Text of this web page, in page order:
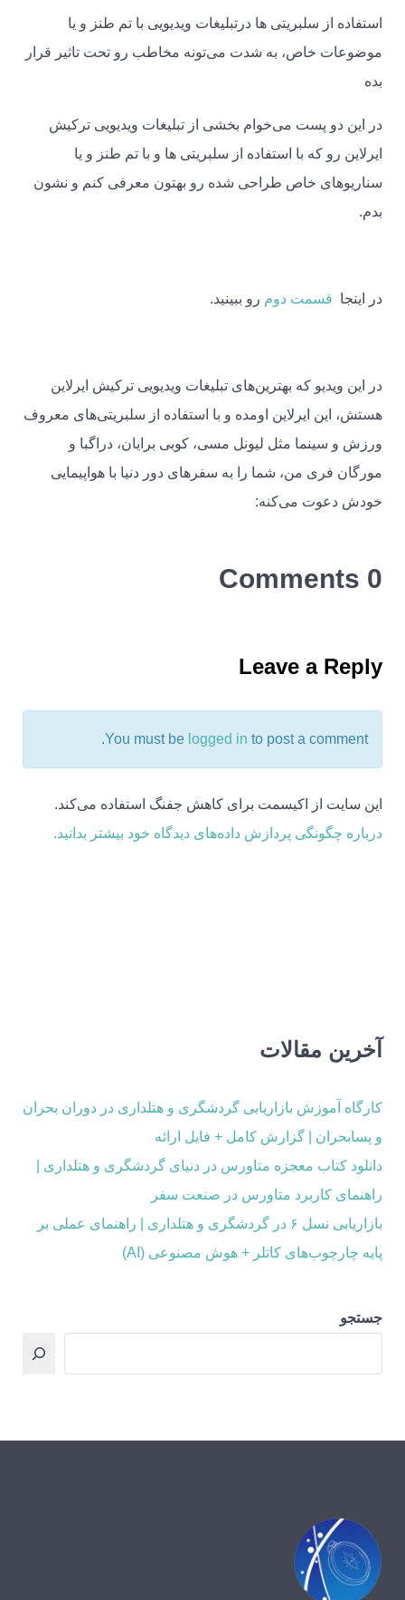
استفاده از سلبریتی ها درتبلیغات ویدیویی با تم طنز و یا
موضوعات خاص، به شدت می‌تونه مخاطب رو تحت تاثیر قرار
بده
در این دو پست می‌خوام بخشی از تبلیغات ویدیویی ترکیش
ایرلاین رو که با استفاده از سلبریتی ها و با تم طنز و یا
سناریوهای خاص طراحی شده رو بهتون معرفی کنم و نشون
بدم.
در اینجا قسمت دوم رو ببینید.
در این ویدیو که بهترین‌های تبلیغات ویدیویی ترکیش ایرلاین
هستش، این ایرلاین اومده و با استفاده از سلبریتی‌های معروف
ورزش و سینما مثل لیونل مسی، کوبی برایان، دراگبا و
مورگان فری من، شما را به سفرهای دور دنیا با هواپیمایی
خودش دعوت می‌کنه:
0 Comments
Leave a Reply
You must be logged in to post a comment.
این سایت از اکیسمت برای کاهش جفنگ استفاده می‌کند.
درباره چگونگی پردازش داده‌های دیدگاه خود بیشتر بدانید.
آخرین مقالات
کارگاه آموزش بازاریابی گردشگری و هتلداری در دوران بحران
و پسابحران | گزارش کامل + فایل ارائه
دانلود کتاب معجزه متاورس در دنیای گردشگری و هتلداری |
راهنمای کاربرد متاورس در صنعت سفر
بازاریابی نسل ۶ در گردشگری و هتلداری | راهنمای عملی بر
پایه چارچوب‌های کاتلر + هوش مصنوعی (AI)
جستجو